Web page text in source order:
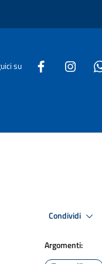
su
Condividi
Argomenti: